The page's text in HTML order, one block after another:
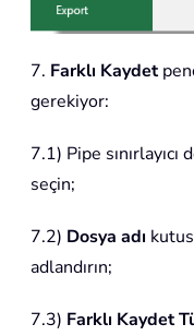
7. Farklı Kaydet
gerekiyor:
7.1) Pipe
seçin;
7.2) Dosya adı
adlandırın;
7.3) Farklı Kaydet